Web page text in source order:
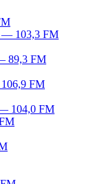
— 103,3 FM
89,3 FM
FM
104,0 FM